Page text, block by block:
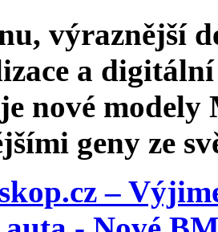
výraznější
a
nové modely
geny ze